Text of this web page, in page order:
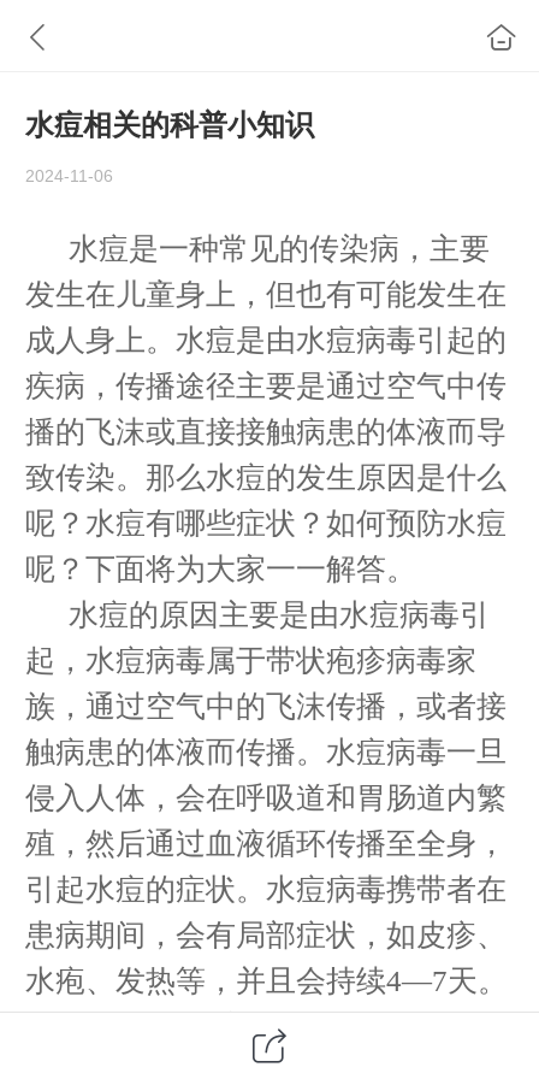
水痘相关的科普小知识
2024-11-06
水痘是一种常见的传染病，主要
发生在儿童身上，但也有可能发生在
成人身上。水痘是由水痘病毒引起的
疾病，传播途径主要是通过空气中传
播的飞沫或直接接触病患的体液而导
致传染。那么水痘的发生原因是什么
呢？水痘有哪些症状？如何预防水痘
呢？下面将为大家一一解答。
水痘的原因主要是由水痘病毒引
起，水痘病毒属于带状疱疹病毒家
族，通过空气中的飞沫传播，或者接
触病患的体液而传播。水痘病毒一旦
侵入人体，会在呼吸道和胃肠道内繁
殖，然后通过血液循环传播至全身，
引起水痘的症状。水痘病毒携带者在
患病期间，会有局部症状，如皮疹、
水疱、发热等，并且会持续4—7天。
水痘的症状主要表现在皮肤上，
初期会有轻微的发热、头痛、食欲减